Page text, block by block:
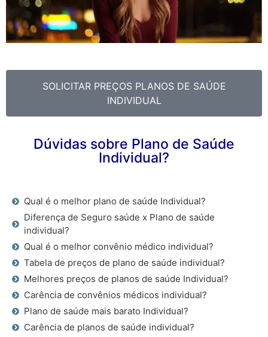
SOLICITAR PREÇOS PLANOS DE SAÚDE
INDIVIDUAL
Dúvidas sobre Plano de Saúde
Individual?
Qual é o melhor plano de saúde Individual?
Diferença de Seguro saúde x Plano de saúde
individual?
Qual é o melhor convênio médico individual?
Tabela de preços de plano de saúde individual?
Melhores preços de planos de saúde Individual?
Carência de convênios médicos individual?
Plano de saúde mais barato Individual?
Carência de planos de saúde individual?